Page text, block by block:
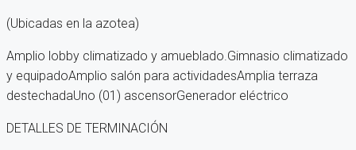
(Ubicadas en la azotea)
Amplio lobby climatizado y amueblado.Gimnasio climatizado
y equipadoAmplio salón para actividadesAmplia terraza
destechadaUno (01) ascensorGenerador eléctrico
DETALLES DE TERMINACIÓN